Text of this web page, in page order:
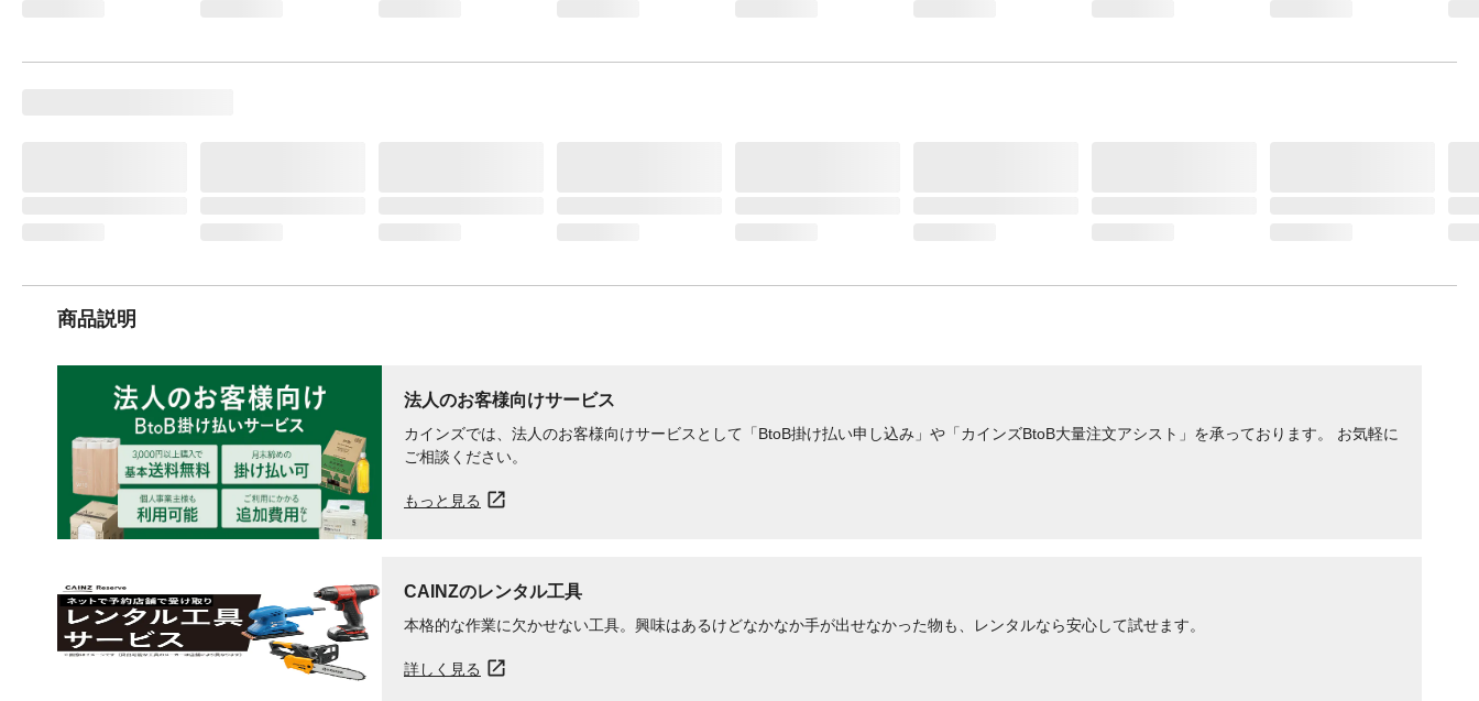
商品説明
法人のお客様向けサービス
カインズでは、法人のお客様向けサービスとして「BtoB掛け払い申し込み」や「カインズBtoB大量注文アシスト」を承っております。 お気軽に
ご相談ください。
もっと見る
CAINZのレンタル工具
本格的な作業に欠かせない工具。興味はあるけどなかなか手が出せなかった物も、レンタルなら安心して試せます。
詳しく見る